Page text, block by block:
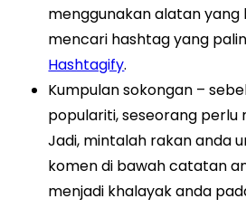
menggunakan alatan yang
mencari hashtag yang
Hashtagify.
Kumpulan sokongan –
populariti, seseorang perlu
Jadi, mintalah rakan anda
komen di bawah catatan
menjadi khalayak anda